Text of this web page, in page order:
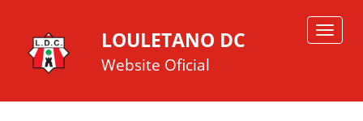
Toggle
LOULETANO DC
Website Oficial